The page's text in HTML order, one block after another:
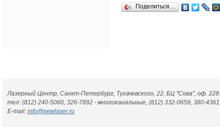
Поделиться…
Лазерный Центр, Санкт-Петербург, Тухачевского, 22, БЦ "Сова", оф.
тел: (812) 240-5060, 326-7892 - многоканальные, (812) 332-0659, 380-4361
E-mail: info@newlaser.ru